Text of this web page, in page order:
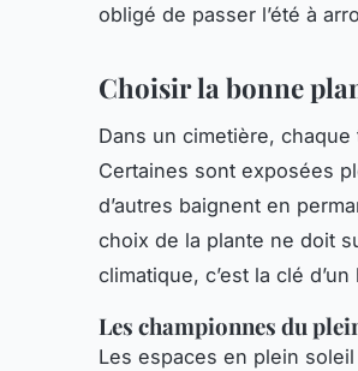
obligé de passer l’été à
Choisir la bonne
Dans un cimetière,
Certaines sont exposées
d’autres baignent en
choix de la plante ne doit
climatique, c’est la clé
Les championnes du
Les espaces en plein